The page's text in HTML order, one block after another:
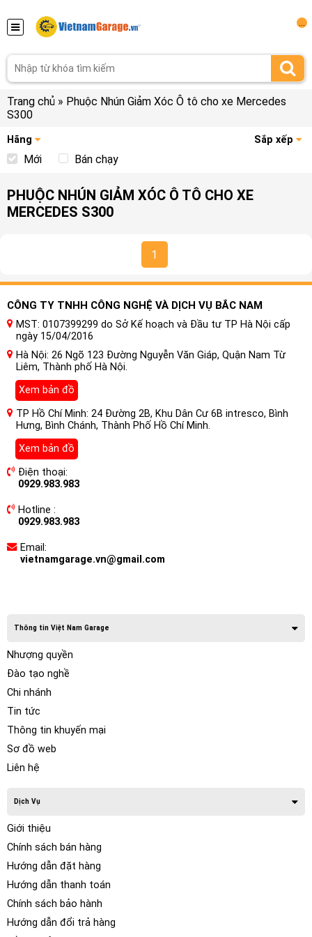
Trang chủ » Phuộc Nhún Giảm Xóc Ô tô cho xe Mercedes
S300
Hãng Sắp xếp
Mới Bán chạy
PHUỘC NHÚN GIẢM XÓC Ô TÔ CHO XE
MERCEDES S300
1
CÔNG TY TNHH CÔNG NGHỆ VÀ DỊCH VỤ BẮC NAM
MST: 0107399299 do Sở Kế hoạch và Đầu tư TP Hà Nội cấp
ngày 15/04/2016
Hà Nội: 26 Ngõ 123 Đường Nguyễn Văn Giáp, Quận Nam Từ
Liêm, Thành phố Hà Nội.
Xem bản đồ
TP Hồ Chí Minh: 24 Đường 2B, Khu Dân Cư 6B intresco, Bình
Hưng, Bình Chánh, Thành Phố Hồ Chí Minh.
Xem bản đồ
Điện thoại:
0929.983.983
Hotline :
0929.983.983
Email:
vietnamgarage.vn@gmail.com
Thông tin Việt Nam Garage
Nhượng quyền
Đào tạo nghề
Chi nhánh
Tin tức
Thông tin khuyến mại
Sơ đồ web
Liên hệ
Dịch Vụ
Giới thiệu
Chính sách bán hàng
Hướng dẫn đặt hàng
Hướng dẫn thanh toán
Chính sách bảo hành
Hướng dẫn đổi trả hàng